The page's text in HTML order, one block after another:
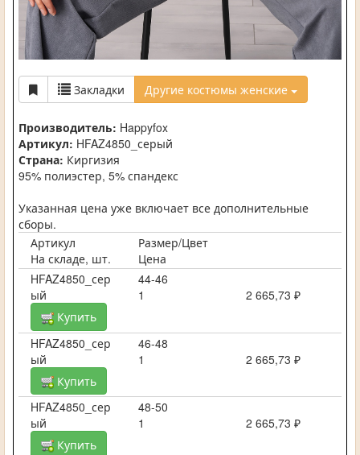
Закладки Другие костюмы женские
Производитель: Happyfox
Артикул: HFAZ4850_серый
Страна: Киргизия
95% полиэстер, 5% спандекс
Указанная цена уже включает все дополнительные
сборы.
Артикул
Размер/Цвет
На складе, шт.
Цена
HFAZ4850_сер
ый
44-46
1
2 665,73 ₽
Купить
HFAZ4850_сер
ый
46-48
1
2 665,73 ₽
Купить
HFAZ4850_сер
ый
48-50
1
2 665,73 ₽
Купить